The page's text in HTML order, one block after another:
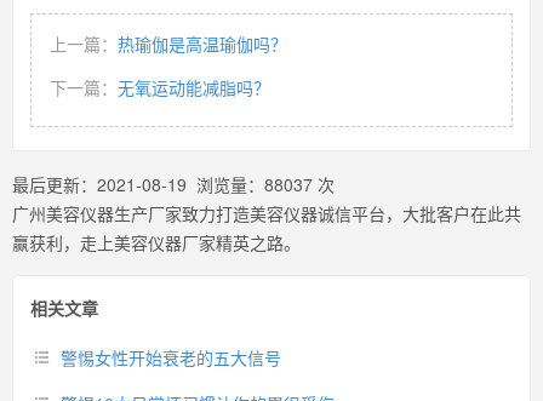
上一篇： 热瑜伽是高温瑜伽吗？
下一篇： 无氧运动能减脂吗？
最后更新： 2021-08-19 浏览量： 88037 次
广州美容仪器生产厂家致力打造美容仪器诚信平台，大批客户在此共
赢获利，走上美容仪器厂家精英之路。
相关文章
警惕女性开始衰老的五大信号